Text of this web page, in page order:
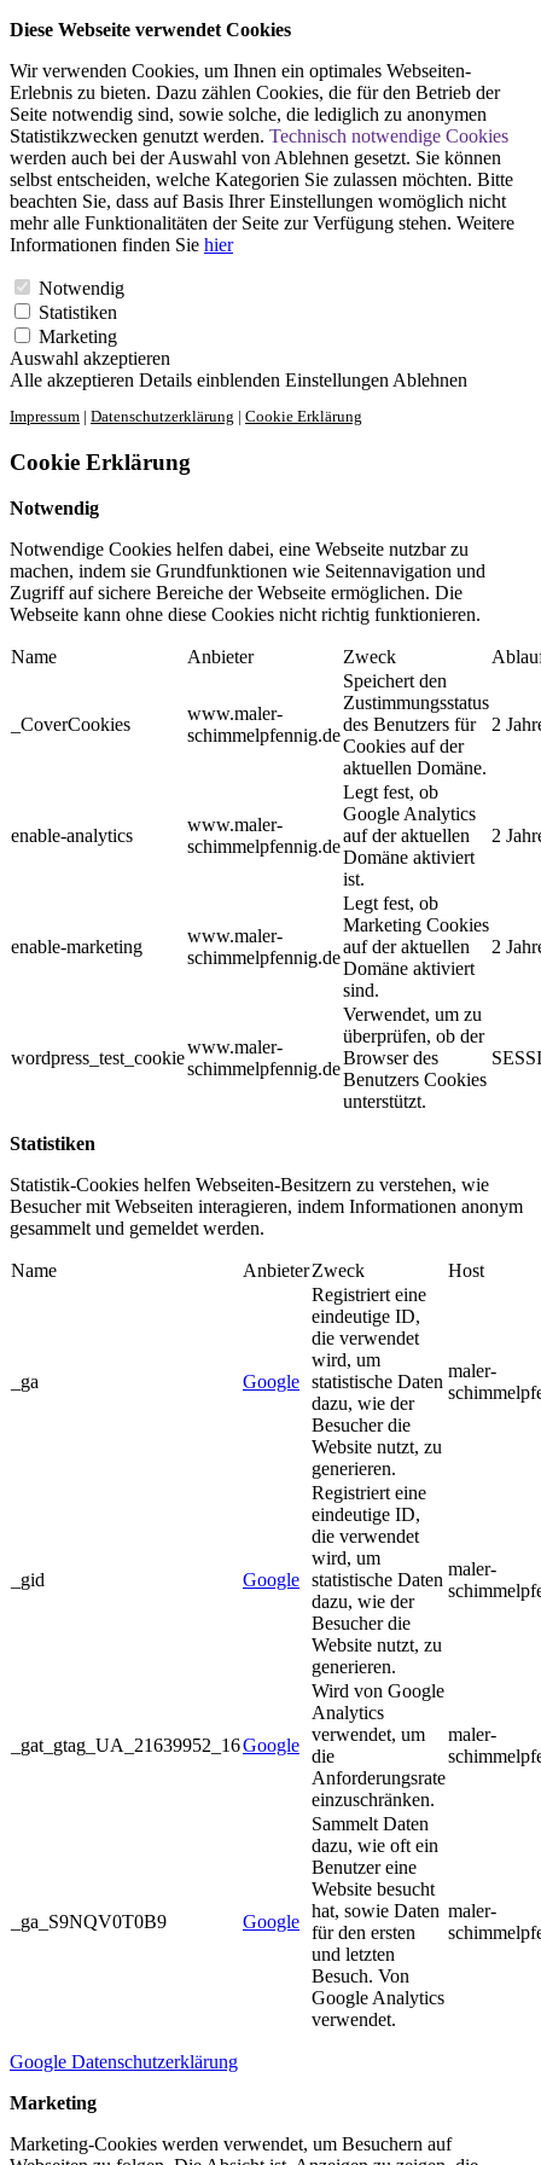
Diese Webseite verwendet Cookies
Wir verwenden Cookies, um Ihnen ein optimales Webseiten-
Erlebnis zu bieten. Dazu zählen Cookies, die für den Betrieb der
Seite notwendig sind, sowie solche, die lediglich zu anonymen
Statistikzwecken genutzt werden. Technisch notwendige Cookies
werden auch bei der Auswahl von Ablehnen gesetzt. Sie können
selbst entscheiden, welche Kategorien Sie zulassen möchten. Bitte
beachten Sie, dass auf Basis Ihrer Einstellungen womöglich nicht
mehr alle Funktionalitäten der Seite zur Verfügung stehen. Weitere
Informationen finden Sie hier
Notwendig
Statistiken
Marketing
Auswahl akzeptieren
Alle akzeptieren Details einblenden Einstellungen Ablehnen
Impressum | Datenschutzerklärung | Cookie Erklärung
Cookie Erklärung
Notwendig
Notwendige Cookies helfen dabei, eine Webseite nutzbar zu
machen, indem sie Grundfunktionen wie Seitennavigation und
Zugriff auf sichere Bereiche der Webseite ermöglichen. Die
Webseite kann ohne diese Cookies nicht richtig funktionieren.
Name Anbieter Zweck
_CoverCookies
www.maler-
schimmelpfennig.de
Speichert den
Zustimmungsstatus
des Benutzers für
Cookies auf der
aktuellen Domäne.
2
enable-analytics
www.maler-
schimmelpfennig.de
Legt fest, ob
Google Analytics
auf der aktuellen
Domäne aktiviert
ist.
2
enable-marketing
www.maler-
schimmelpfennig.de
Legt fest, ob
Marketing Cookies
auf der aktuellen
Domäne aktiviert
sind.
2
wordpress_test_cookie
www.maler-
schimmelpfennig.de
Verwendet, um zu
überprüfen, ob der
Browser des
Benutzers Cookies
unterstützt.
Statistiken
Statistik-Cookies helfen Webseiten-Besitzern zu verstehen, wie
Besucher mit Webseiten interagieren, indem Informationen anonym
gesammelt und gemeldet werden.
Name AnbieterZweck Host
_ga Google
Registriert eine
eindeutige ID,
die verwendet
wird, um
statistische Daten
dazu, wie der
Besucher die
Website nutzt, zu
generieren.
maler-
_gid Google
Registriert eine
eindeutige ID,
die verwendet
wird, um
statistische Daten
dazu, wie der
Besucher die
Website nutzt, zu
generieren.
maler-
_gat_gtag_UA_21639952_16Google
Wird von Google
Analytics
verwendet, um
die
Anforderungsrate
einzuschränken.
maler-
_ga_S9NQV0T0B9 Google
Sammelt Daten
dazu, wie oft ein
Benutzer eine
Website besucht
hat, sowie Daten
für den ersten
und letzten
Besuch. Von
Google Analytics
verwendet.
maler-
Google Datenschutzerklärung
Marketing
Marketing-Cookies werden verwendet, um Besuchern auf